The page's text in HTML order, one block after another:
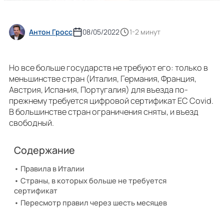
Антон Гросс 08/05/2022 1-2 минут
Но все больше государств не требуют его: только в
меньшинстве стран (Италия, Германия, Франция,
Австрия, Испания, Португалия) для въезда по-
прежнему требуется цифровой сертификат ЕС Covid.
В большинстве стран ограничения сняты, и въезд
свободный.
Содержание
Правила в Италии
Страны, в которых больше не требуется
сертификат
Пересмотр правил через шесть месяцев